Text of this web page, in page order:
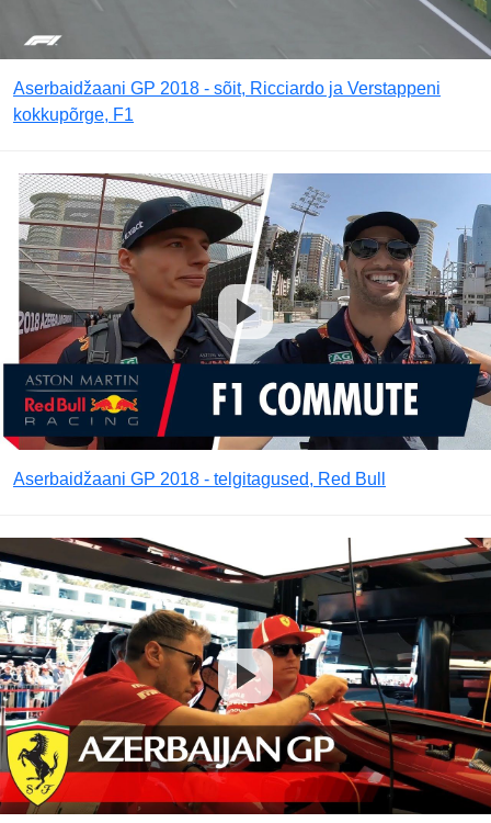
Aserbaidžaani GP 2018 - sõit, Ricciardo ja Verstappeni
kokkupõrge, F1
Aserbaidžaani GP 2018 - telgitagused, Red Bull